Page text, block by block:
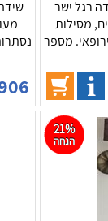
רגל ישר
מסילות
מספר
21%
הנחה